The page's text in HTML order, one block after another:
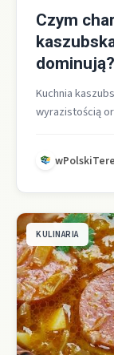
Czym
dominują?
Kuchnia
wyrazistością
KULINARIA